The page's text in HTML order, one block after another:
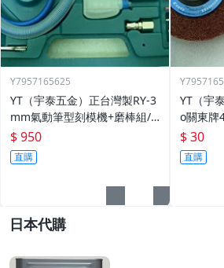
Y7957165625
YT（宇泰五金）正台灣製RY-3
mm氣動筆型刻模機+磨棒組/5
6000轉/品質保證/現正特價中
$ 950
直購
YT（宇
o關東牌
比一般
特賣
$ 30
直購
日本代購